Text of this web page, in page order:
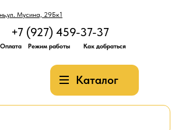
Мусина, 29Бк1
Каталог
+7 (927) 459-37-37
Оплата Режим работы Как добраться